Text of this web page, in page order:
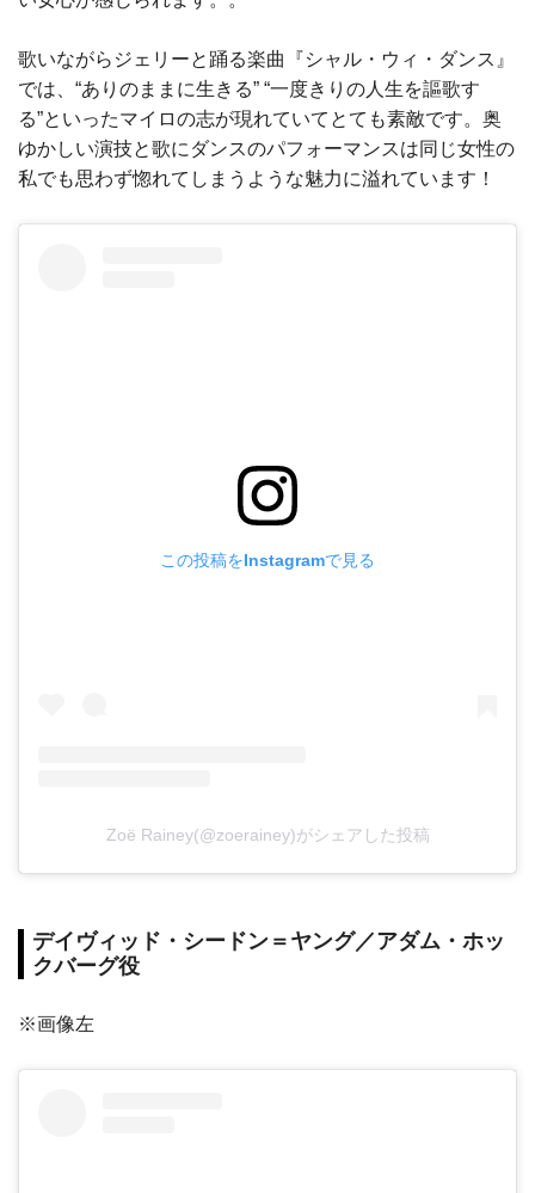
歌いながらジェリーと踊る楽曲『シャル・ウィ・ダンス』
では、“ありのままに生きる” “一度きりの人生を謳歌す
る”といったマイロの志が現れていてとても素敵です。奥
ゆかしい演技と歌にダンスのパフォーマンスは同じ女性の
私でも思わず惚れてしまうような魅力に溢れています！
この投稿をInstagramで見る
Zoë Rainey(@zoerainey)がシェアした投稿
デイヴィッド・シードン＝ヤング／アダム・ホッ
クバーグ役
※画像左